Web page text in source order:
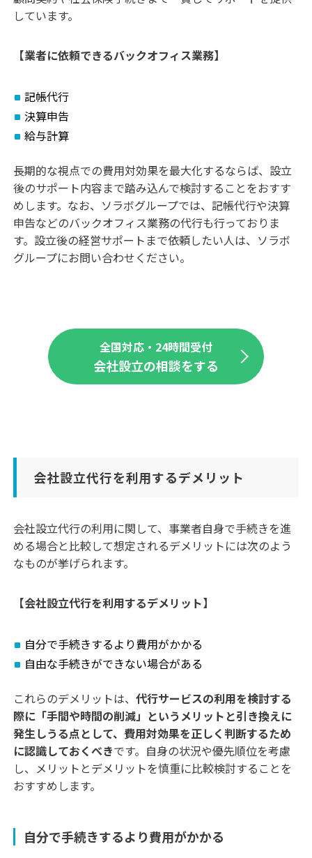
しています。
【業者に依頼できるバックオフィス業務】
記帳代行
決算申告
給与計算
長期的な視点での費用対効果を最大化するならば、設立
後のサポート内容まで踏み込んで検討することをおすす
めします。 なお、ソラボグループでは、記帳代行や決算
申告などのバックオフィス業務の代行も行っておりま
す。設立後の経営サポートまで依頼したい人は、ソラボ
グループにお問い合わせください。
全国対応・24時間受付
会社設立の相談をする
会社設立代行を利用するデメリット
会社設立代行の利用に関して、事業者自身で手続きを進
める場合と比較して想定されるデメリットには次のよう
なものが挙げられます。
【会社設立代行を利用するデメリット】
自分で手続きするより費用がかかる
自由な手続きができない場合がある
これらのデメリットは、代行サービスの利用を検討する
際に「手間や時間の削減」というメリットと引き換えに
発生しうる点として、費用対効果を正しく判断するため
に認識しておくべきです。自身の状況や優先順位を考慮
し、メリットとデメリットを慎重に比較検討することを
おすすめします。
自分で手続きするより費用がかかる